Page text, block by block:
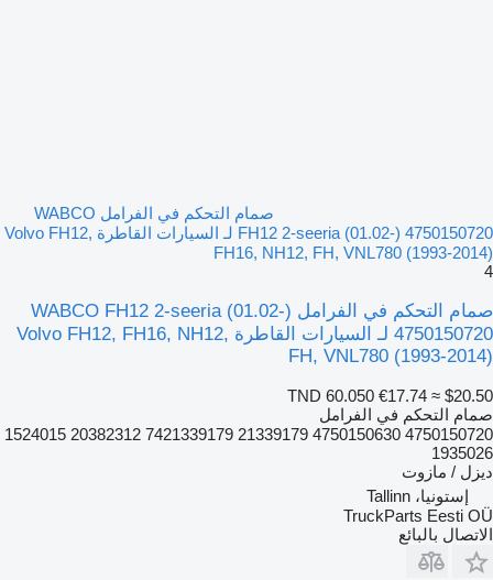
صمام التحكم في الفرامل WABCO
FH12 2-seeria (01.02-) 4750150720 لـ السيارات القاطرة Volvo FH12,
FH16, NH12, FH, VNL780 (1993-2014)
4
صمام التحكم في الفرامل WABCO FH12 2-seeria (01.02-)
4750150720 لـ السيارات القاطرة Volvo FH12, FH16, NH12,
FH, VNL780 (1993-2014)
TND 60.050 €17.74 ≈ $20.50
صمام التحكم في الفرامل
4750150720 4750150630 21339179 7421339179 20382312 1524015
1935026
ديزل / مازوت
إستونيا، Tallinn
TruckParts Eesti OÜ
الاتصال بالبائع